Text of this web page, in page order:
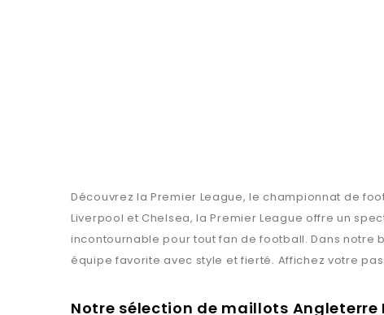
Découvrez la Premier League, le championnat de
Liverpool et Chelsea, la Premier League offre un
incontournable pour tout fan de football. Dans notre
équipe favorite avec style et fierté. Affichez votre
Notre sélection de maillots Angleterre